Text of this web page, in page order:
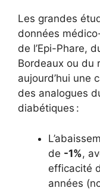
Les grandes
données
de l’Epi-Phare,
Bordeaux ou du
aujourd’hui une
des analogues
diabétiques :
de -1%,
efficacité
années